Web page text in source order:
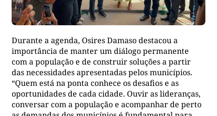
Durante a agenda, Osires Damaso destacou a
importância de manter um diálogo permanente
com a população e de construir soluções a partir
das necessidades apresentadas pelos municípios.
“Quem está na ponta conhece os desafios e as
oportunidades de cada cidade. Ouvir as lideranças,
conversar com a população e acompanhar de perto